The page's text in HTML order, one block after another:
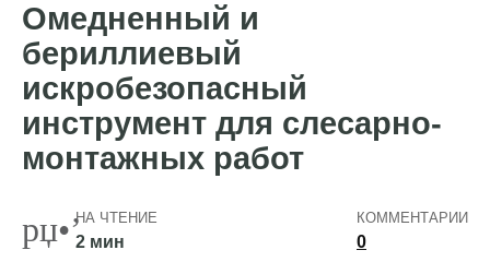
Омедненный и
бериллиевый
искробезопасный
инструмент для слесарно-
монтажных работ
НА ЧТЕНИЕ
2 мин
КОММЕНТАРИИ
0